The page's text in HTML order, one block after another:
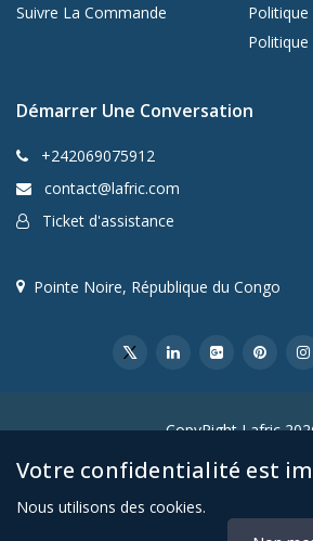
Suivre La Commande
Politique
Démarrer Une Conversation
+242069075912
contact@lafric.com
Ticket d'assistance
Pointe Noire, République du Congo
CopyRight Lafric
Votre confidentialité est
Nous utilisons des cookies.